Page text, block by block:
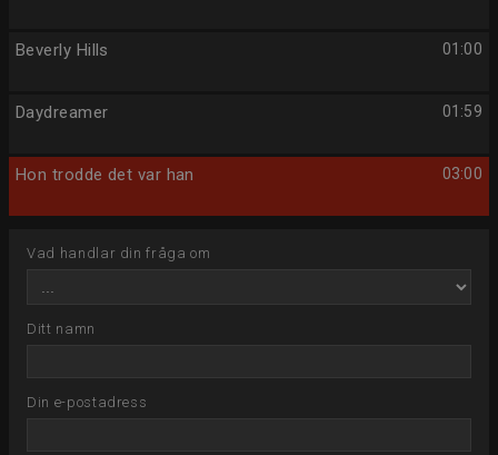
01:00
Beverly Hills
01:59
Daydreamer
03:00
Hon trodde det var han
Vad handlar din fråga om
Ditt namn
Din e-postadress